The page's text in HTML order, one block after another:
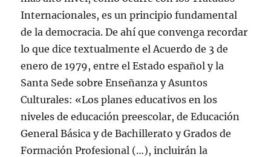
Internacionales, es un principio fundamental
de la democracia. De ahí que convenga recordar
lo que dice textualmente el Acuerdo de 3 de
enero de 1979, entre el Estado español y la
Santa Sede sobre Enseñanza y Asuntos
Culturales: «Los planes educativos en los
niveles de educación preescolar, de Educación
General Básica y de Bachillerato y Grados de
Formación Profesional (…), incluirán la